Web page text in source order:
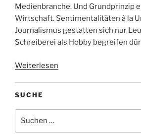
Medienbranche. Und Grundprinzip
Wirtschaft. Sentimentalitäten à la
Journalismus gestatten sich nur
Schreiberei als Hobby begreifen
Weiterlesen
SUCHE
nach: